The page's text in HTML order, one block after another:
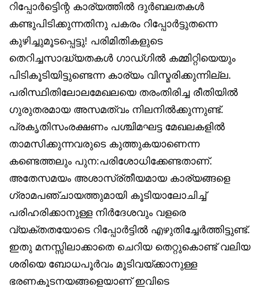
റിപ്പോര്‍ട്ടിെന്റ കാര്യത്തില്‍ ദുര്‍ബലതകള്‍
കണ്ടുപിടിക്കുന്നതിനു പകരം റിപ്പോര്‍ട്ടുതന്നെ
കുഴിച്ചുമൂടപ്പെട്ടു! പരിമിതികളുടെ
തെറിച്ചസാദ്ധ്യതകള്‍ ഗാഡ്ഗില്‍ കമ്മിറ്റിയെയും
പിടികൂടിയിട്ടുണ്ടെന്ന കാര്യം വിസ്മരിക്കുന്നില്ല.
പരിസ്ഥിതിലോലമേഖലയെ തരംതിരിച്ച രീതിയില്‍
ഗുരുതരമായ അസമത്വം നിലനില്‍ക്കുന്നുണ്ട്.
പ്രകൃതിസംരക്ഷണം പശ്ചിമഘട്ട മേഖലകളില്‍
താമസിക്കുന്നവരുടെ കുത്തുകയാണെന്ന
കണ്ടെത്തലും പുന:പരിശോധിക്കേണ്ടതാണ്.
അതേസമയം അശാസ്ര്തീയമായ കാര്യങ്ങളെ
ഗ്രാമപഞ്ചായത്തുമായി കൂടിയാലോചിച്ച്
പരിഹരിക്കാനുള്ള നിര്‍ദേശവും വളരെ
വ്യക്തതയോടെ റിപ്പോര്‍ട്ടില്‍ എഴുതിച്ചേര്‍ത്തിട്ടുണ്ട്.
ഇതു മനസ്സിലാക്കാതെ ചെറിയ തെറ്റുകൊണ്ട് വലിയ
ശരിയെ ബോധപൂര്‍വം മൂടിവയ്ക്കാനുള്ള
ഭരണകൂടനയങ്ങളെയാണ് ഇവിടെ